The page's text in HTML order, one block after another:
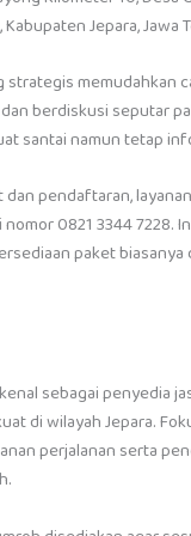
Jepara, Jawa
memudahkan
berdiskusi seputar
santai namun tetap
pendaftaran,
0821 3344 7228.
paket biasanya
sebagai penyedia
di wilayah Jepara.
perjalanan serta